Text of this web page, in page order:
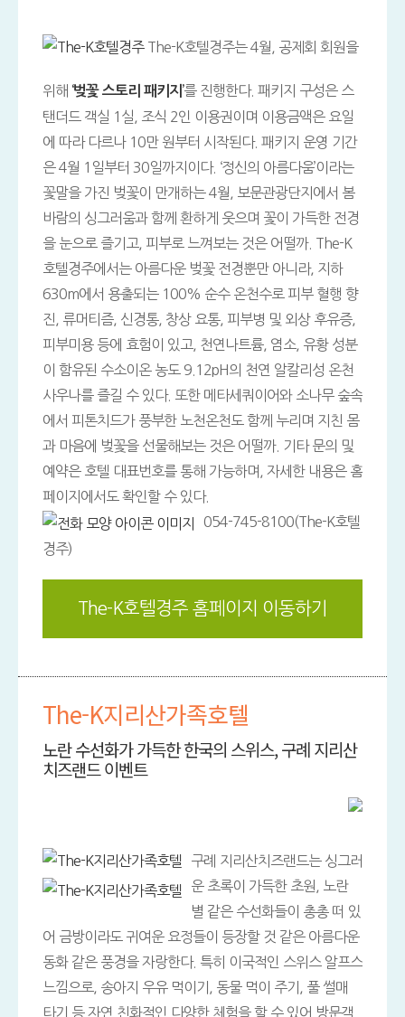
The-K호텔경주는 4월, 공제회 회원을
위해 ‘벚꽃 스토리 패키지’를 진행한다. 패키지 구성은 스
탠더드 객실 1실, 조식 2인 이용권이며 이용금액은 요일
에 따라 다르나 10만 원부터 시작된다. 패키지 운영 기간
은 4월 1일부터 30일까지이다. ‘정신의 아름다움’이라는
꽃말을 가진 벚꽃이 만개하는 4월, 보문관광단지에서 봄
바람의 싱그러움과 함께 환하게 웃으며 꽃이 가득한 전경
을 눈으로 즐기고, 피부로 느껴보는 것은 어떨까. The-K
호텔경주에서는 아름다운 벚꽃 전경뿐만 아니라, 지하
630m에서 용출되는 100% 순수 온천수로 피부 혈행 향
진, 류머티즘, 신경통, 창상 요통, 피부병 및 외상 후유증,
피부미용 등에 효험이 있고, 천연나트륨, 염소, 유황 성분
이 함유된 수소이온 농도 9.12pH의 천연 알칼리성 온천
사우나를 즐길 수 있다. 또한 메타세쿼이어와 소나무 숲속
에서 피톤치드가 풍부한 노천온천도 함께 누리며 지친 몸
과 마음에 벚꽃을 선물해보는 것은 어떨까. 기타 문의 및
예약은 호텔 대표번호를 통해 가능하며, 자세한 내용은 홈
페이지에서도 확인할 수 있다.
054-745-8100(The-K호텔
경주)
The-K호텔경주 홈페이지 이동하기
The-K지리산가족호텔
노란 수선화가 가득한 한국의 스위스, 구례 지리산
치즈랜드 이벤트
구례 지리산치즈랜드는 싱그러
운 초록이 가득한 초원, 노란
별 같은 수선화들이 총총 떠 있
어 금방이라도 귀여운 요정들이 등장할 것 같은 아름다운
동화 같은 풍경을 자랑한다. 특히 이국적인 스위스 알프스
느낌으로, 송아지 우유 먹이기, 동물 먹이 주기, 풀 썰매
타기 등 자연 친화적인 다양한 체험을 할 수 있어 방문객